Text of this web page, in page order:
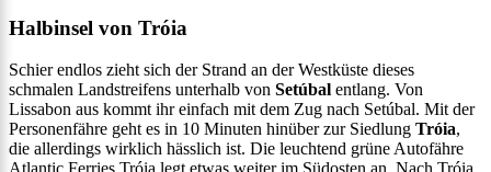
Halbinsel von Tróia
Schier endlos zieht sich der Strand an der Westküste dieses
schmalen Landstreifens unterhalb von Setúbal entlang. Von
Lissabon aus kommt ihr einfach mit dem Zug nach Setúbal. Mit der
Personenfähre geht es in 10 Minuten hinüber zur Siedlung Tróia,
die allerdings wirklich hässlich ist. Die leuchtend grüne Autofähre